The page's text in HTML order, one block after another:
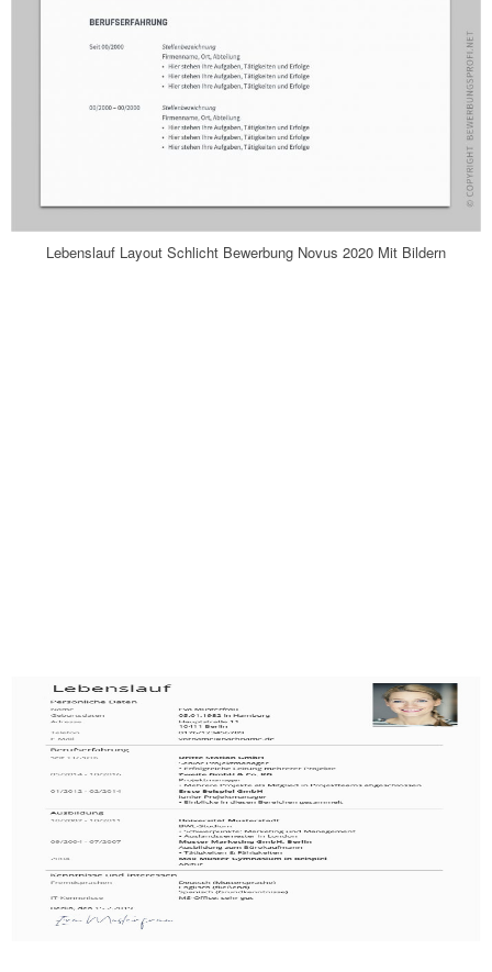
Lebenslauf Layout Schlicht Bewerbung Novus 2020 Mit Bildern